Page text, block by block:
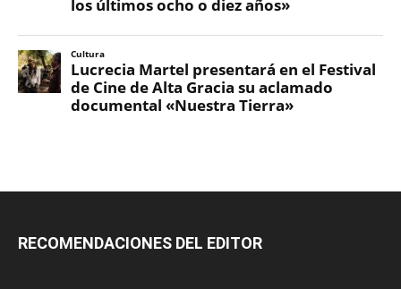
RECOMENDACIONES DEL EDITOR